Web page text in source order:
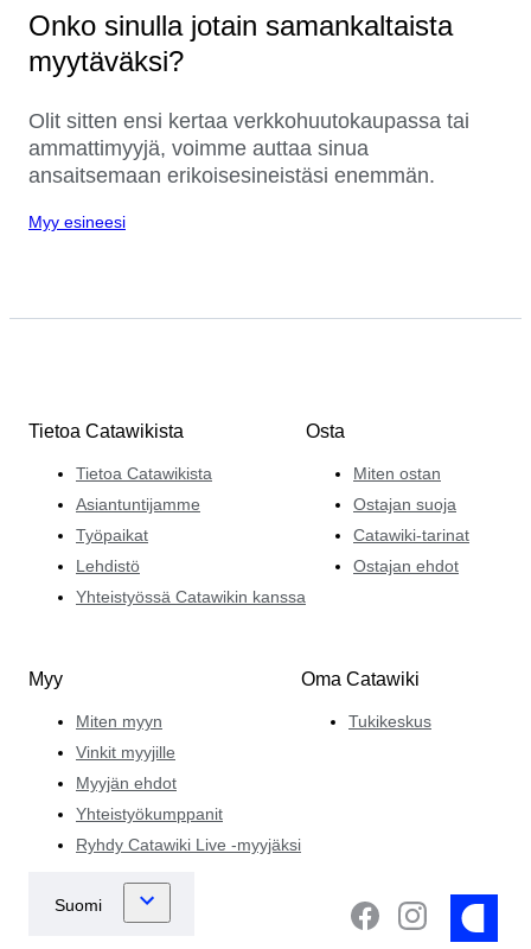
Onko sinulla jotain samankaltaista
myytäväksi?
Olit sitten ensi kertaa verkkohuutokaupassa tai
ammattimyyjä, voimme auttaa sinua
ansaitsemaan erikoisesineistäsi enemmän.
Myy esineesi
Tietoa Catawikista
Tietoa Catawikista
Asiantuntijamme
Työpaikat
Lehdistö
Yhteistyössä Catawikin kanssa
Osta
Miten ostan
Ostajan suoja
Catawiki-tarinat
Ostajan ehdot
Myy
Miten myyn
Vinkit myyjille
Myyjän ehdot
Yhteistyökumppanit
Ryhdy Catawiki Live -myyjäksi
Oma Catawiki
Tukikeskus